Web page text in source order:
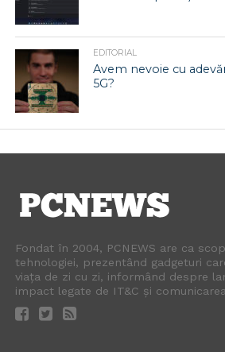
EDITORIAL
Avem nevoie cu
5G?
Fondat în 2004, PCNEWS are ca
tehnologiei, prezentând gadgeturi
viața de zi cu zi, informând despre
impact legate de IT&C și